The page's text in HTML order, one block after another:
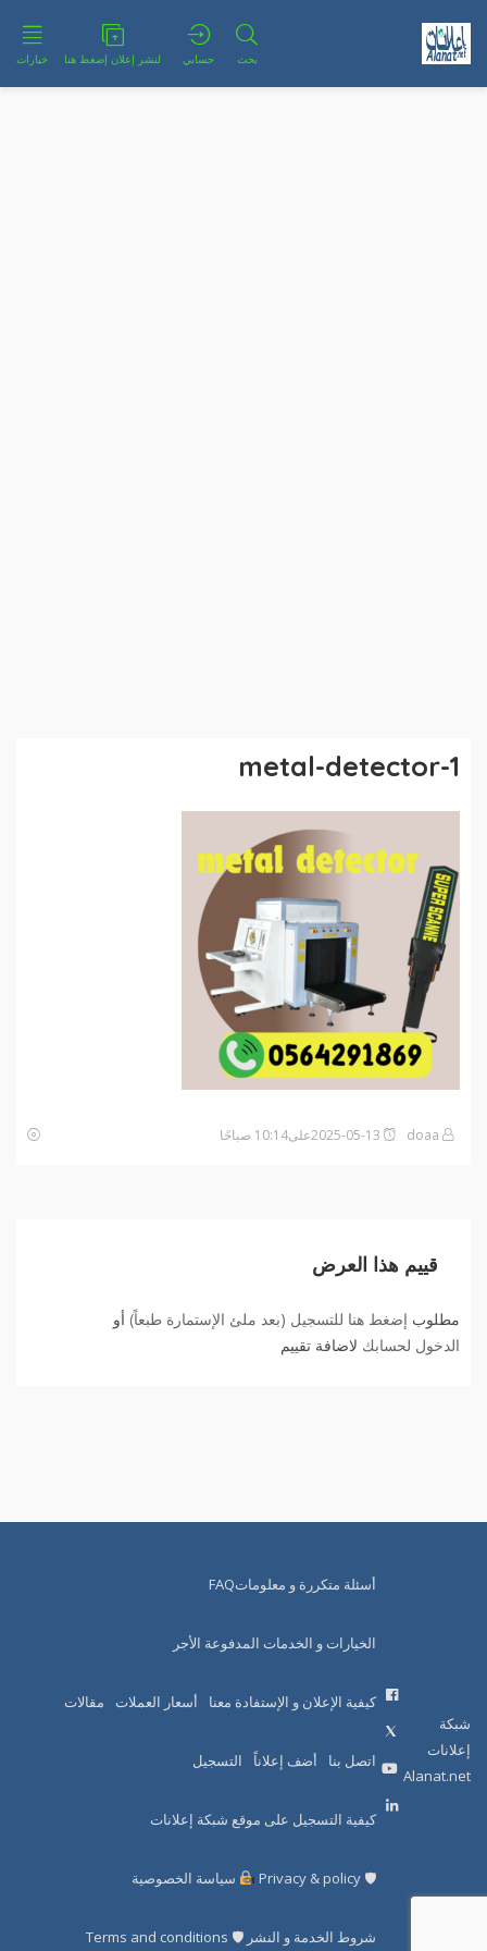
بحث حسابي لنشر إعلان إضغط هنا خيارات
metal-detector-1
قييم هذا العرض
مطلوب إضغط هنا للتسجيل (بعد ملئ الإستمارة طبعاً) أو
الدخول لحسابك لاضافة تقييم
شبكة
إعلانات
Alanat.net
أسئلة متكررة و معلوماتFAQ
الخيارات و الخدمات المدفوعة الأجر
كيفية الإعلان و الإستفادة معنا أسعار العملات مقالات
اتصل بنا أضف إعلاناً التسجيل
كيفية التسجيل على موقع شبكة إعلانات
🛡 Privacy & policy سياسة الخصوصية
شروط الخدمة و النشر 🛡 Terms and conditions